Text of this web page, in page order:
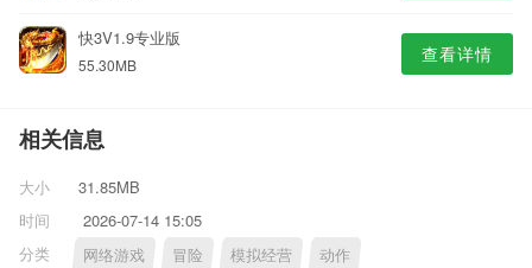
快3V1.9专业版
55.30MB 查看详情
相关信息
大小
31.85MB
时间
2026-07-14 15:05
分类
网络游戏 冒险 模拟经营 动作